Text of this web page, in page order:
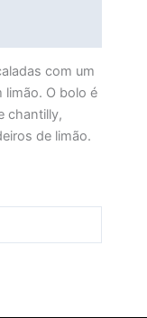
com um
limão. O bolo é
chantilly,
de limão.